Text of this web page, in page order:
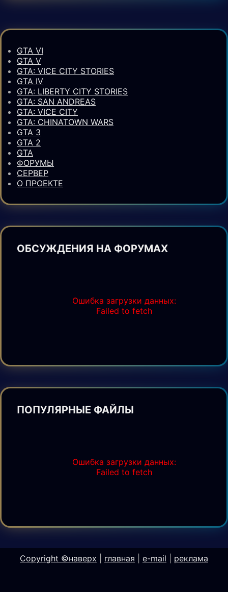
GTA VI
GTA V
GTA: VICE CITY STORIES
GTA IV
GTA: LIBERTY CITY STORIES
GTA: SAN ANDREAS
GTA: VICE CITY
GTA: CHINATOWN WARS
GTA 3
GTA 2
GTA
ФОРУМЫ
СЕРВЕР
О ПРОЕКТЕ
ОБСУЖДЕНИЯ НА ФОРУМАХ
Ошибка загрузки данных:
Failed to fetch
ПОПУЛЯРНЫЕ ФАЙЛЫ
Ошибка загрузки данных:
Failed to fetch
Copyright ©наверх главная e-mail реклама